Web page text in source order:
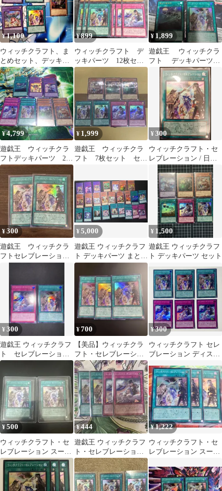
¥1,100
ウィッチクラフト、ま
とめセット、デッキパ
ーツ
¥899
ウィッチクラフト デ
ッキパーツ 12枚セッ
ト
¥ 1,899
遊戯王 ウィッチクラ
フト デッキパーツ
¥4,799
遊戯王 ウィッチクラ
フトデッキパーツ 24
種72枚
¥ 1,999
遊戯王 ウィッチクラ
フト 7枚セット セレ
¥300
ウィッチクラフト・セ
レブレーション / 日版 /
SR / REVOLUTION
BOOSTER －トゥー
ン・ウィッチクラフ
ト・破械－ / RV01-
JP027 / ID:06958567
¥300
遊戯王 ウィッチクラ
フトセレブレーショ
¥5,000
遊戯王 ウィッチクラフ
ト デッキパーツ まとめ
売り
¥ 1,500
遊戯王 ウィッチクラフ
ト デッキパーツ セット
¥300
遊戯王 ウィッチクラフ
ト セレブレーショ
ン ディストーション
¥700
【美品】ウィッチクラ
フト・セレブレーショ
ン スーパーレア3枚セ
ット
¥300
ウィッチクラフト セレ
ブレーション ディスト
最安
¥500
ウィッチクラフト・セ
レブレーション スーパ
ーレア2枚セット
¥444
遊戯王 ウィッチクラフ
ト・セレブレーション,
ディストーション 4枚
セット
¥1,222
ウィッチクラフト・セ
レブレーション スーパ